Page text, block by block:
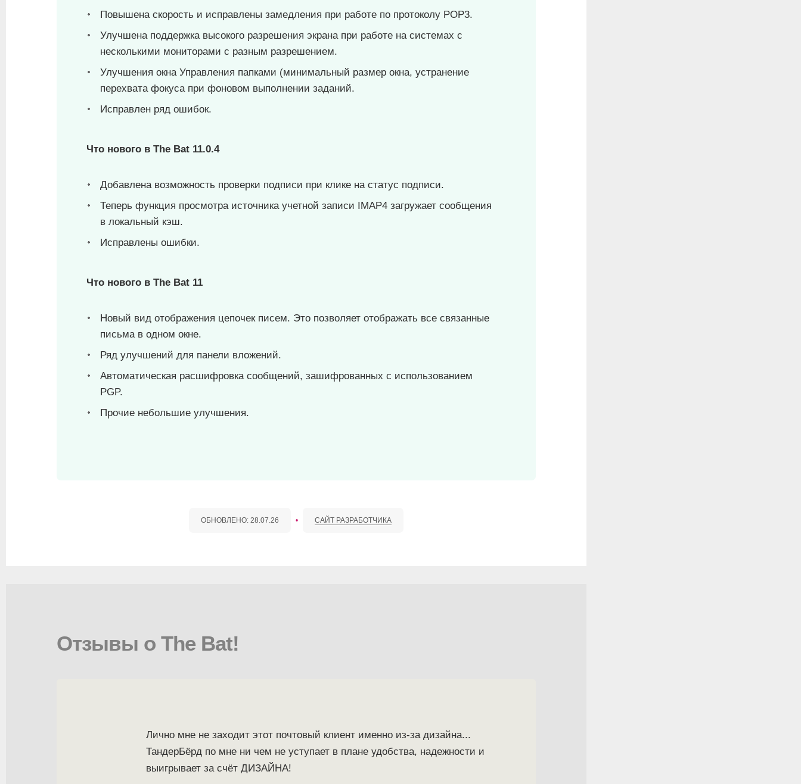
Повышена скорость и исправлены замедления при работе по протоколу POP3.
Улучшена поддержка высокого разрешения экрана при работе на системах с
несколькими мониторами с разным разрешением.
Улучшения окна Управления папками (минимальный размер окна, устранение
перехвата фокуса при фоновом выполнении заданий.
Исправлен ряд ошибок.
Что нового в The Bat 11.0.4
Добавлена возможность проверки подписи при клике на статус подписи.
Теперь функция просмотра источника учетной записи IMAP4 загружает сообщения
в локальный кэш.
Исправлены ошибки.
Что нового в The Bat 11
Новый вид отображения цепочек писем. Это позволяет отображать все связанные
письма в одном окне.
Ряд улучшений для панели вложений.
Автоматическая расшифровка сообщений, зашифрованных с использованием
PGP.
Прочие небольшие улучшения.
ОБНОВЛЕНО: 28.07.26 • САЙТ РАЗРАБОТЧИКА
Отзывы о The Bat!
Лично мне не заходит этот почтовый клиент именно из-за дизайна...
ТандерБёрд по мне ни чем не уступает в плане удобства, надежности и
выигрывает за счёт ДИЗАЙНА!